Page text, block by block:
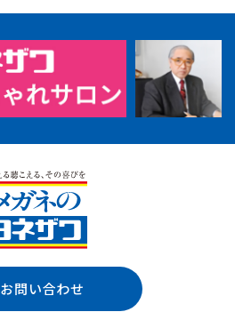
お問い合わせ